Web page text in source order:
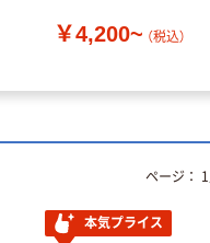
￥4,200~ （税込）
本気プライス
ページ： 1